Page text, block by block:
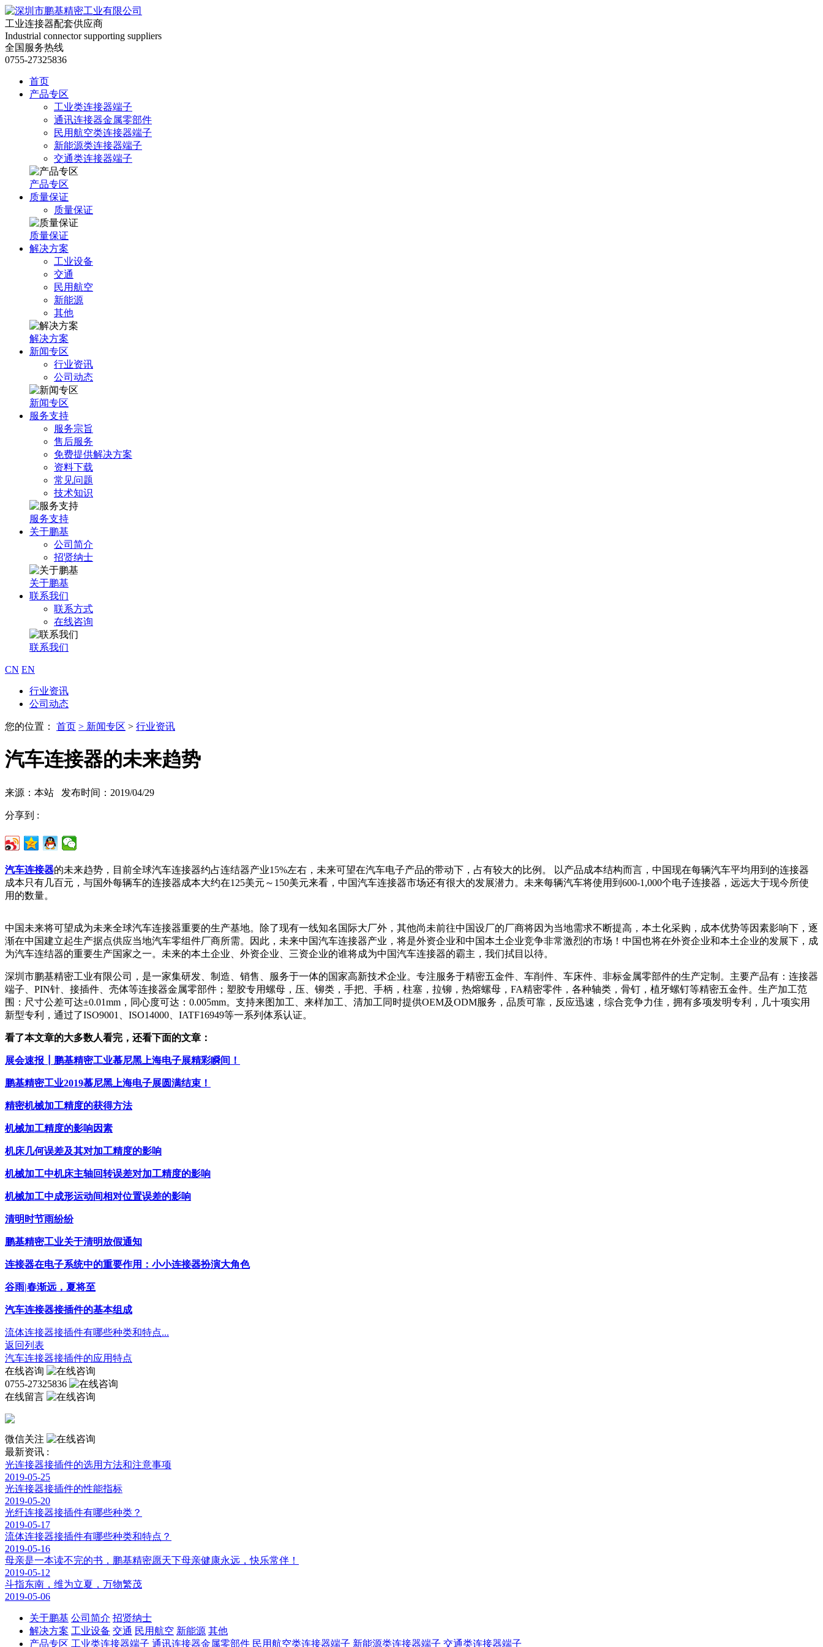
工业连接器配套供应商
Industrial connector supporting suppliers
全国服务热线
0755-27325836
首页
产品专区
工业类连接器端子
通讯连接器金属零部件
民用航空类连接器端子
新能源类连接器端子
交通类连接器端子
产品专区
质量保证
质量保证
质量保证
解决方案
工业设备
交通
民用航空
新能源
其他
解决方案
新闻专区
行业资讯
公司动态
新闻专区
服务支持
服务宗旨
售后服务
免费提供解决方案
资料下载
常见问题
技术知识
服务支持
关于鹏基
公司简介
招贤纳士
关于鹏基
联系我们
联系方式
在线咨询
联系我们
CN EN
行业资讯
公司动态
您的位置： 首页 > 新闻专区 > 行业资讯
汽车连接器的未来趋势
来源：本站 发布时间：2019/04/29
分享到 :
汽车连接器的未来趋势，目前全球汽车连接器约占连结器产业15%左右，未来可望在汽车电子产品的带动下，占有较大的比例。 以产品成本结构而言，中国现在每辆汽车平均用到的连接器
成本只有几百元，与国外每辆车的连接器成本大约在125美元～150美元来看，中国汽车连接器市场还有很大的发展潜力。未来每辆汽车将使用到600-1,000个电子连接器，远远大于现今所使
用的数量。
中国未来将可望成为未来全球汽车连接器重要的生产基地。除了现有一线知名国际大厂外，其他尚未前往中国设厂的厂商将因为当地需求不断提高，本土化采购，成本优势等因素影响下，逐
渐在中国建立起生产据点供应当地汽车零组件厂商所需。因此，未来中国汽车连接器产业，将是外资企业和中国本土企业竞争非常激烈的市场！中国也将在外资企业和本土企业的发展下，成
为汽车连结器的重要生产国家之一。未来的本土企业、外资企业、三资企业的谁将成为中国汽车连接器的霸主，我们拭目以待。
深圳市鹏基精密工业有限公司，是一家集研发、制造、销售、服务于一体的国家高新技术企业。专注服务于精密五金件、车削件、车床件、非标金属零部件的生产定制。主要产品有：连接器
端子、PIN针、接插件、壳体等连接器金属零部件；塑胶专用螺母，压、铆类，手把、手柄，柱塞，拉铆，热熔螺母，FA精密零件，各种轴类，骨钉，植牙螺钉等精密五金件。生产加工范
围：尺寸公差可达±0.01mm，同心度可达：0.005mm。支持来图加工、来样加工、清加工同时提供OEM及ODM服务，品质可靠，反应迅速，综合竞争力佳，拥有多项发明专利，几十项实用
新型专利，通过了ISO9001、ISO14000、IATF16949等一系列体系认证。
看了本文章的大多数人看完，还看下面的文章：
展会速报┃鹏基精密工业慕尼黑上海电子展精彩瞬间！
鹏基精密工业2019慕尼黑上海电子展圆满结束！
精密机械加工精度的获得方法
机械加工精度的影响因素
机床几何误差及其对加工精度的影响
机械加工中机床主轴回转误差对加工精度的影响
机械加工中成形运动间相对位置误差的影响
清明时节雨纷纷
鹏基精密工业关于清明放假通知
连接器在电子系统中的重要作用：小小连接器扮演大角色
谷雨|春渐远，夏将至
汽车连接器接插件的基本组成
流体连接器接插件有哪些种类和特点...
返回列表
汽车连接器接插件的应用特点
在线咨询
0755-27325836
在线留言
微信关注
最新资讯 :
光连接器接插件的选用方法和注意事项
2019-05-25
光连接器接插件的性能指标
2019-05-20
光纤连接器接插件有哪些种类？
2019-05-17
流体连接器接插件有哪些种类和特点？
2019-05-16
母亲是一本读不完的书，鹏基精密愿天下母亲健康永远，快乐常伴！
2019-05-12
斗指东南，维为立夏，万物繁茂
2019-05-06
关于鹏基 公司简介 招贤纳士
解决方案 工业设备 交通 民用航空 新能源 其他
产品专区 工业类连接器端子 通讯连接器金属零部件 民用航空类连接器端子 新能源类连接器端子 交通类连接器端子